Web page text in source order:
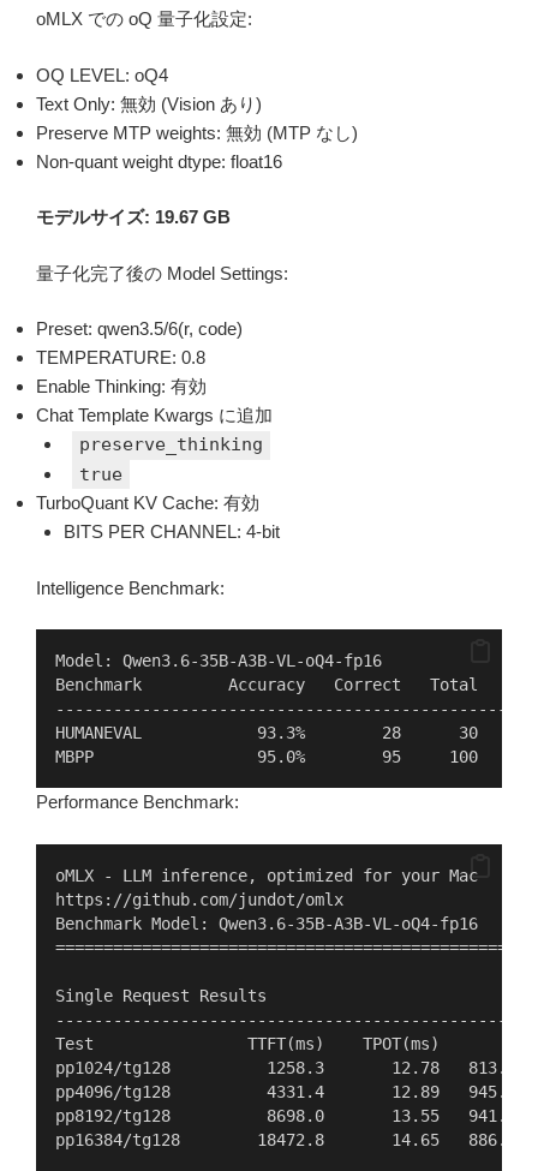
oMLX での oQ 量子化設定:
OQ LEVEL: oQ4
Text Only: 無効 (Vision あり)
Preserve MTP weights: 無効 (MTP なし)
Non-quant weight dtype: float16
モデルサイズ: 19.67 GB
量子化完了後の Model Settings:
Preset: qwen3.5/6(r, code)
TEMPERATURE: 0.8
Enable Thinking: 有効
Chat Template Kwargs に追加
preserve_thinking
true
TurboQuant KV Cache: 有効
BITS PER CHANNEL: 4-bit
Intelligence Benchmark:
Model: Qwen3.6-35B-A3B-VL-oQ4-fp16
Benchmark         Accuracy   Correct   Total
HUMANEVAL            93.3%        28      30
MBPP                 95.0%        95     100
Performance Benchmark:
oMLX - LLM inference, optimized for your Mac
https://github.com/jundot/omlx
Benchmark Model: Qwen3.6-35B-A3B-VL-oQ4-fp16
Single Request Results
Test                TTFT(ms)    TPOT(ms)        pp
pp1024/tg128          1258.3       12.78   813.8
pp4096/tg128          4331.4       12.89   945.7
pp8192/tg128          8698.0       13.55   941.8
pp16384/tg128        18472.8       14.65